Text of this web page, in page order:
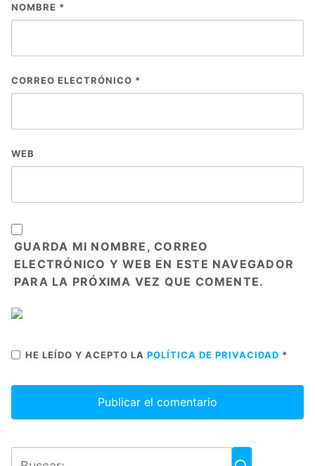
NOMBRE *
CORREO ELECTRÓNICO *
WEB
GUARDA MI NOMBRE, CORREO
ELECTRÓNICO Y WEB EN ESTE NAVEGADOR
PARA LA PRÓXIMA VEZ QUE COMENTE.
HE LEÍDO Y ACEPTO LA POLÍTICA DE PRIVACIDAD *